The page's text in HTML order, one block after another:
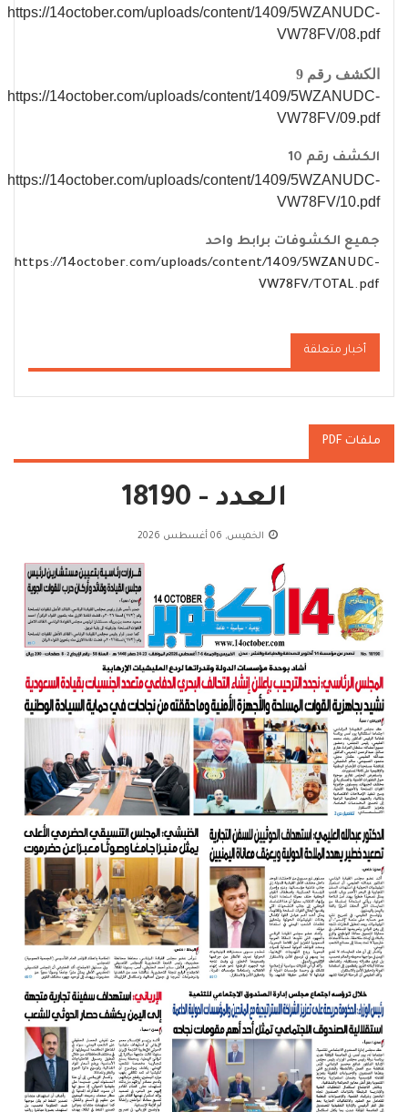
https://14october.com/uploads/content/1409/5WZANUDC-
VW78FV/08.pdf
الكشف رقم 9
https://14october.com/uploads/content/1409/5WZANUDC-
VW78FV/09.pdf
الكشف رقم 10
https://14october.com/uploads/content/1409/5WZANUDC-
VW78FV/10.pdf
جميع الكشوفات برابط واحد
https://14october.com/uploads/content/1409/5WZANUDC-
VW78FV/TOTAL.pdf
أخبار متعلقة
ملفات PDF
العدد - 18190
الخميس, 06 أغسطس 2026